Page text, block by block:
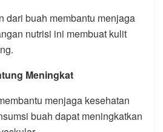
dari buah membantu menjaga
nutrisi ini membuat kulit
Meningkat
menjaga kesehatan
buah dapat meningkatkan